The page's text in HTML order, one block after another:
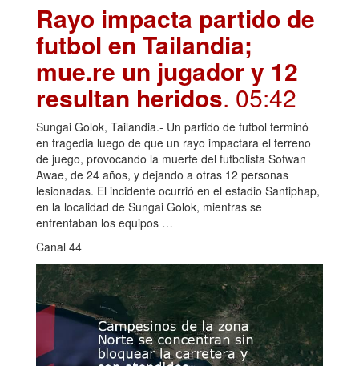
Rayo impacta partido de
futbol en Tailandia;
mue.re un jugador y 12
resultan heridos. 05:42
Sungai Golok, Tailandia.- Un partido de futbol terminó
en tragedia luego de que un rayo impactara el terreno
de juego, provocando la muerte del futbolista Sofwan
Awae, de 24 años, y dejando a otras 12 personas
lesionadas. El incidente ocurrió en el estadio Santiphap,
en la localidad de Sungai Golok, mientras se
enfrentaban los equipos …
Canal 44